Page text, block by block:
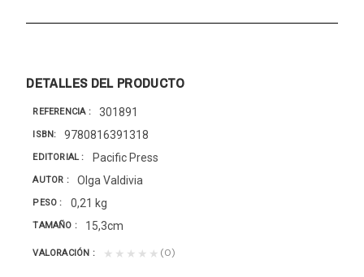
DETALLES DEL PRODUCTO
REFERENCIA 301891
ISBN 9780816391318
EDITORIAL Pacific Press
AUTOR Olga Valdivia
PESO 0,21 kg
TAMAÑO 15,3cm
VALORACIÓN ★★★★★ (0)